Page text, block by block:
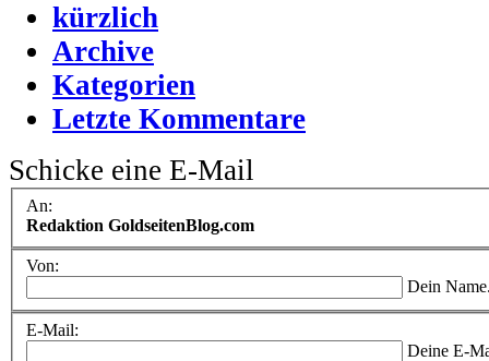
kürzlich
Archive
Kategorien
Letzte Kommentare
Schicke eine E-Mail
An:
Redaktion GoldseitenBlog.com
Von:
Dein
E-Mail:
Deine E-